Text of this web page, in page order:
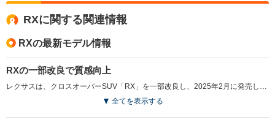
RXに関する関連情報
RXの最新モデル情報
RXの一部改良で質感向上
レクサスは、クロスオーバーSUV「RX」を一部改良し、2025年2月に発売した。今回の改良では、Always Onの思想に基づき、静粛性や乗り心地の改善、駆動力特性の変更によりドライバビリティを向上。RX450h+およびRX350hのAWD車にはDynamic Rear Steering（DRS）が搭載され、低速での取り回し性と高速時の安定性を強化した。室内ではイルミネーションの改良や「F スポーツ」モデルにホワイト内装色が追加され、ラグジュアリーな空間を演出。さらに、全車に12.3インチのフル液晶メーターが標準装備され、運転の快適性も向上している。（2025.2）
全てを表示する